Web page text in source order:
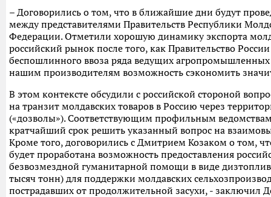
– Договорились о том, что в ближайшие дни будут
между представителями Правительств Республики
Федерации. Отметили хорошую динамику экспорта
российский рынок после того, как Правительство
беспошлинного ввоза ряда ведущих агропромышленных
нашим производителям возможность сэкономить
В этом контексте обсудили с российской стороной
на транзит молдавских товаров в Россию через
(«дозволы»). Соответствующим профильным
кратчайший срок решить указанный вопрос на
Кроме того, договорились с Дмитрием Козаком о том,
будет проработана возможность предоставления
безвозмездной гуманитарной помощи в виде
тысяч тонн) для поддержки молдавских
пострадавших от продолжительной засухи, - заключил